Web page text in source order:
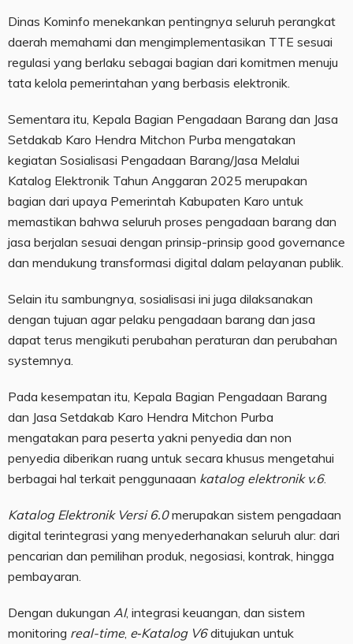
Dinas Kominfo menekankan pentingnya seluruh perangkat
daerah memahami dan mengimplementasikan TTE sesuai
regulasi yang berlaku sebagai bagian dari komitmen menuju
tata kelola pemerintahan yang berbasis elektronik.
Sementara itu, Kepala Bagian Pengadaan Barang dan Jasa
Setdakab Karo Hendra Mitchon Purba mengatakan
kegiatan Sosialisasi Pengadaan Barang/Jasa Melalui
Katalog Elektronik Tahun Anggaran 2025 merupakan
bagian dari upaya Pemerintah Kabupaten Karo untuk
memastikan bahwa seluruh proses pengadaan barang dan
jasa berjalan sesuai dengan prinsip-prinsip good governance
dan mendukung transformasi digital dalam pelayanan publik.
Selain itu sambungnya, sosialisasi ini juga dilaksanakan
dengan tujuan agar pelaku pengadaan barang dan jasa
dapat terus mengikuti perubahan peraturan dan perubahan
systemnya.
Pada kesempatan itu, Kepala Bagian Pengadaan Barang
dan Jasa Setdakab Karo Hendra Mitchon Purba
mengatakan para peserta yakni penyedia dan non
penyedia diberikan ruang untuk secara khusus mengetahui
berbagai hal terkait penggunaaan katalog elektronik v.6.
Katalog Elektronik Versi 6.0merupakan sistem pengadaan
digital terintegrasi yang menyederhanakan seluruh alur: dari
pencarian dan pemilihan produk, negosiasi, kontrak, hingga
pembayaran.
Dengan dukungan AI, integrasi keuangan, dan sistem
monitoring real-time, e‑Katalog V6ditujukan untuk